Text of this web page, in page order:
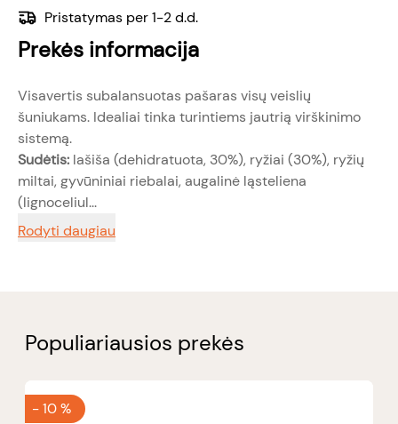
Pristatymas per 1-2 d.d.
Prekės informacija
Visavertis subalansuotas pašaras visų veislių
šuniukams. Idealiai tinka turintiems jautrią virškinimo
sistemą.
Sudėtis: lašiša (dehidratuota, 30%), ryžiai (30%), ryžių
miltai, gyvūniniai riebalai, augalinė ląsteliena
(lignoceliul...
Rodyti daugiau
Populiariausios prekės
-10 %